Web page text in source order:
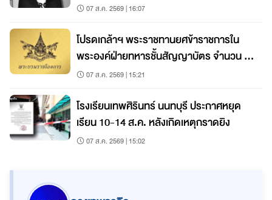
07 ส.ค. 2569 | 16:07
โปรดเกล้าฯ พระราชทานยศข้าราชการใน
พระองค์ฝ่ายทหารชั้นสัญญาบัตร จำนวน 19
นาย07 ส.ค. 2569 | 15:21
โรงเรียนเทพศิรินทร์ นนทบุรี ประกาศหยุด
เรียน 10-14 ส.ค. หลังเกิดเหตุกราดยิง
07 ส.ค. 2569 | 15:02